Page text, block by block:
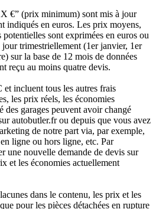
€” (prix minimum) sont mis à jour
indiqués en euros. Les prix moyens,
sont exprimées en euros ou
jour trimestriellement (1er janvier, 1er
sur la base de 12 mois de données
reçu au moins quatre devis.
incluent tous les autres frais
les prix réels, les économies
garages peuvent avoir changé
autobutler.fr ou depuis que vous avez
de notre part via, par exemple,
ligne ou hors ligne, etc. Par
une nouvelle demande de devis sur
et les économies actuellement
dans le contenu, les prix et les
pour les pièces détachées en rupture